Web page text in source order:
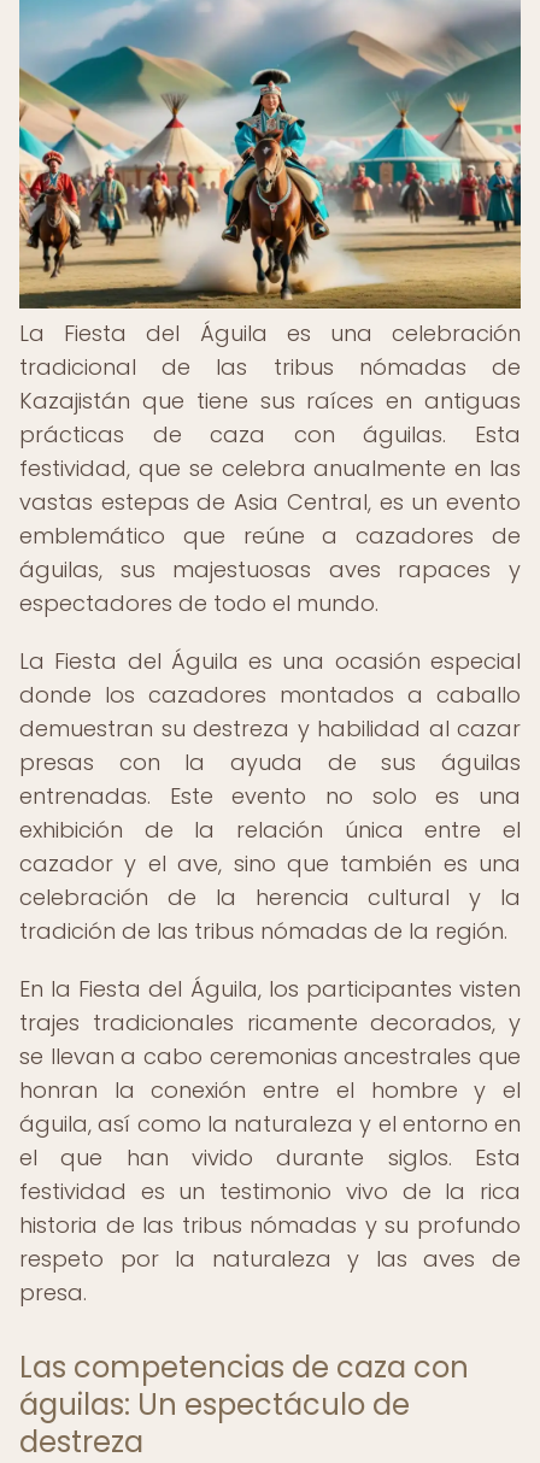
La Fiesta del Águila es una celebración
tradicional de las tribus nómadas de
Kazajistán que tiene sus raíces en antiguas
prácticas de caza con águilas. Esta
festividad, que se celebra anualmente en las
vastas estepas de Asia Central, es un evento
emblemático que reúne a cazadores de
águilas, sus majestuosas aves rapaces y
espectadores de todo el mundo.
La Fiesta del Águila es una ocasión especial
donde los cazadores montados a caballo
demuestran su destreza y habilidad al cazar
presas con la ayuda de sus águilas
entrenadas. Este evento no solo es una
exhibición de la relación única entre el
cazador y el ave, sino que también es una
celebración de la herencia cultural y la
tradición de las tribus nómadas de la región.
En la Fiesta del Águila, los participantes visten
trajes tradicionales ricamente decorados, y
se llevan a cabo ceremonias ancestrales que
honran la conexión entre el hombre y el
águila, así como la naturaleza y el entorno en
el que han vivido durante siglos. Esta
festividad es un testimonio vivo de la rica
historia de las tribus nómadas y su profundo
respeto por la naturaleza y las aves de
presa.
Las competencias de caza con
águilas: Un espectáculo de
destreza